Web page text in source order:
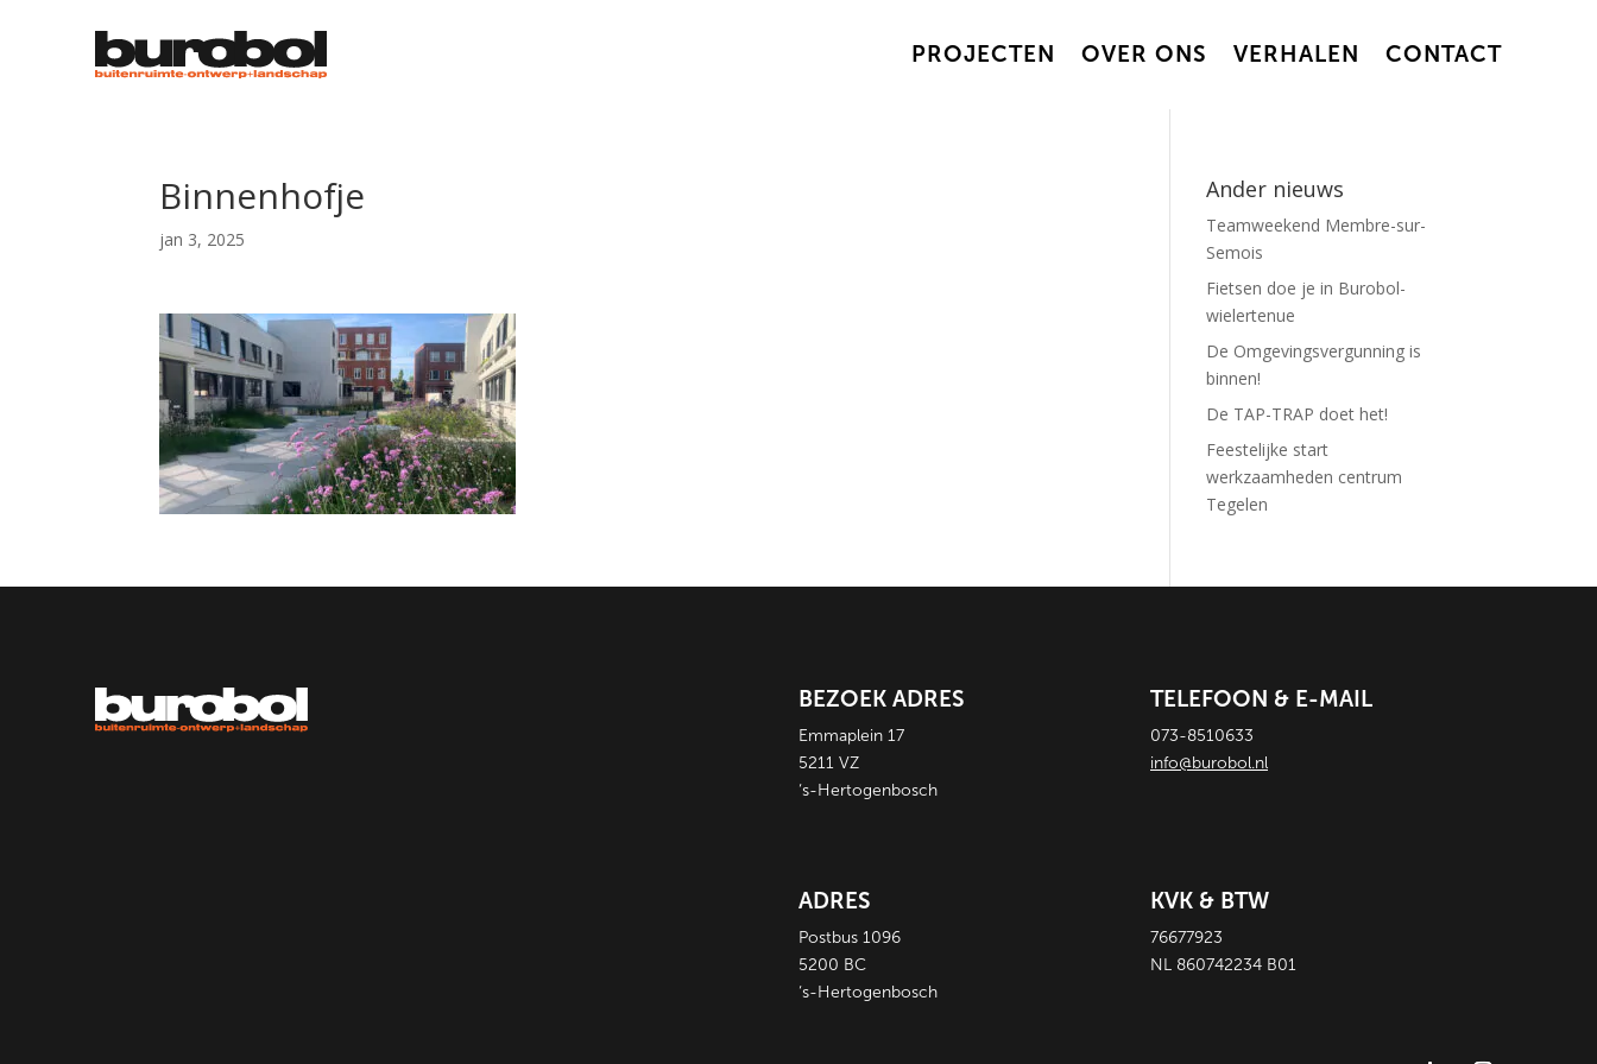
PROJECTEN OVER ONS VERHALEN CONTACT
Binnenhofje
jan 3, 2025
Ander nieuws
Teamweekend Membre-sur-
Semois
Fietsen doe je in Burobol-
wielertenue
De Omgevingsvergunning is
binnen!
De TAP-TRAP doet het!
Feestelijke start
werkzaamheden centrum
Tegelen
BEZOEK ADRES
Emmaplein 17
5211 VZ
‘s-Hertogenbosch
TELEFOON & E-MAIL
073-8510633
info@burobol.nl
ADRES
Postbus 1096
5200 BC
‘s-Hertogenbosch
KVK & BTW
76677923
NL 860742234 B01